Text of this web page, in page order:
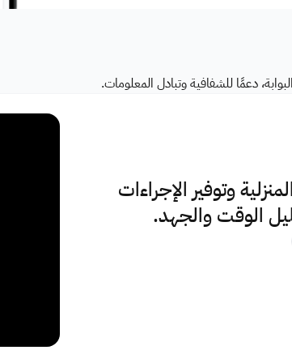
دعمًا للشفافية وتبادل المعلومات.
وتوفير الإجراءات
الوقت والجهد.